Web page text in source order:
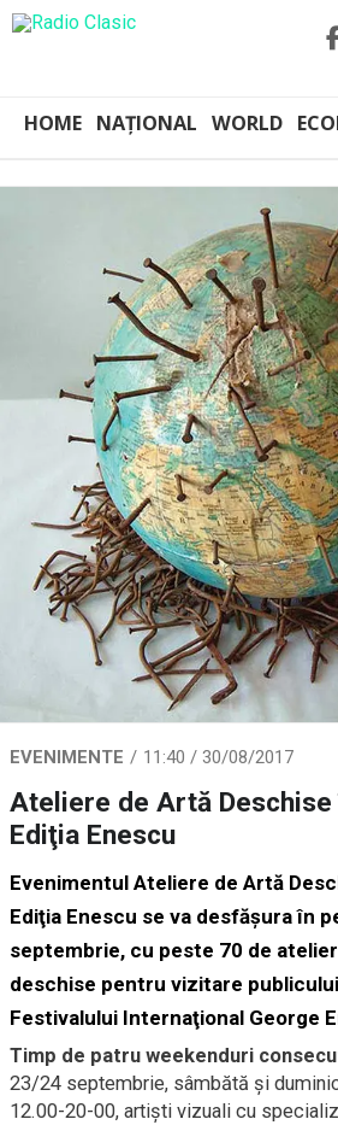
HOME NAȚIONAL WORLD
EVENIMENTE 11:40 / 30/08/2017
Ateliere de Artă
Ediţia Enescu
Evenimentul Ateliere de Artă
Ediţia Enescu se va desfăşura în
septembrie, cu peste 70 de
deschise pentru vizitare
Festivalului Internaţional George
Timp de patru weekenduri
23/24 septembrie, sâmbătă şi
12.00-20-00, artişti vizuali cu